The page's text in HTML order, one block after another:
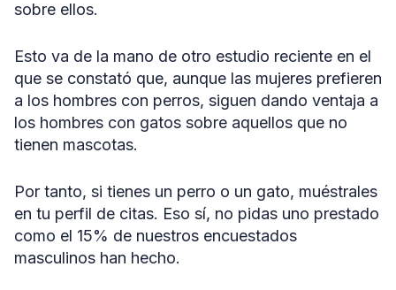
sobre ellos.
Esto va de la mano de otro estudio reciente en el
que se constató que, aunque las mujeres prefieren
a los hombres con perros, siguen dando ventaja a
los hombres con gatos sobre aquellos que no
tienen mascotas.
Por tanto, si tienes un perro o un gato, muéstrales
en tu perfil de citas. Eso sí, no pidas uno prestado
como el 15% de nuestros encuestados
masculinos han hecho.